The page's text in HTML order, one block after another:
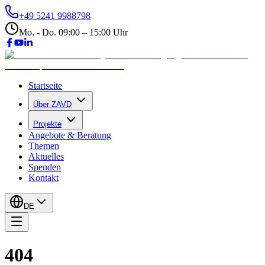
+49 5241 9988798
Mo. - Do. 09:00 – 15:00 Uhr
Startseite
Über ZAVD
Projekte
Angebote & Beratung
Themen
Aktuelles
Spenden
Kontakt
DE
404